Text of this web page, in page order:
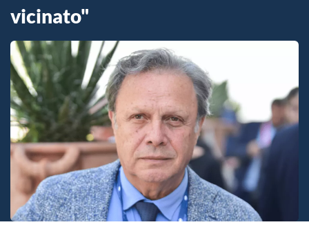
vicinato"